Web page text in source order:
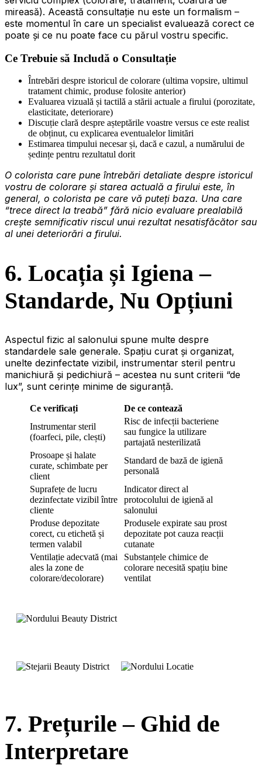
mireasă). Această consultație nu este un formalism –
este momentul în care un specialist evaluează corect ce
poate și ce nu poate face cu părul vostru specific.
Ce Trebuie să Includă o Consultație
Întrebări despre istoricul de colorare (ultima vopsire, ultimul
tratament chimic, produse folosite anterior)
Evaluarea vizuală și tactilă a stării actuale a firului (porozitate,
elasticitate, deteriorare)
Discuție clară despre așteptările voastre versus ce este realist
de obținut, cu explicarea eventualelor limitări
Estimarea timpului necesar și, dacă e cazul, a numărului de
ședințe pentru rezultatul dorit
O colorista care pune întrebări detaliate despre istoricul
vostru de colorare și starea actuală a firului este, în
general, o colorista pe care vă puteți baza. Una care
“trece direct la treabă” fără nicio evaluare prealabilă
crește semnificativ riscul unui rezultat nesatisfăcător sau
al unei deteriorări a firului.
6. Locația și Igiena –
Standarde, Nu Opțiuni
Aspectul fizic al salonului spune multe despre
standardele sale generale. Spațiu curat și organizat,
unelte dezinfectate vizibil, instrumentar steril pentru
manichiură și pedichiură – acestea nu sunt criterii “de
lux”, sunt cerințe minime de siguranță.
Ce verificați
De ce contează
Instrumentar steril
(foarfeci, pile, clești)
Risc de infecții bacteriene
sau fungice la utilizare
partajată nesterilizată
Prosoape și halate
curate, schimbate per
client
Standard de bază de igienă
personală
Suprafețe de lucru
dezinfectate vizibil între
cliente
Indicator direct al
protocolului de igienă al
salonului
Produse depozitate
corect, cu etichetă și
termen valabil
Produsele expirate sau prost
depozitate pot cauza reacții
cutanate
Ventilație adecvată (mai
ales la zone de
colorare/decolorare)
Substanțele chimice de
colorare necesită spațiu bine
ventilat
7. Prețurile – Ghid de
Interpretare